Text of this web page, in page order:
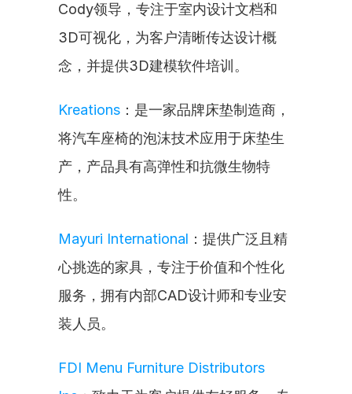
Cody领导，专注于室内设计文档和
3D可视化，为客户清晰传达设计概
念，并提供3D建模软件培训。
Kreations ：是一家品牌床垫制造商，
将汽车座椅的泡沫技术应用于床垫生
产，产品具有高弹性和抗微生物特
性。
Mayuri International ：提供广泛且精
心挑选的家具，专注于价值和个性化
服务，拥有内部CAD设计师和专业安
装人员。
FDI Menu Furniture Distributors